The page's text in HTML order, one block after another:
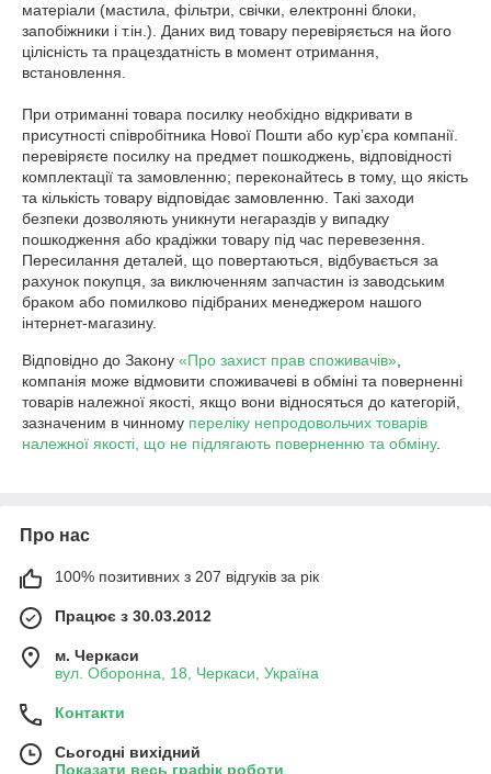
матеріали (мастила, фільтри, свічки, електронні блоки,
запобіжники і т.ін.). Даних вид товару перевіряється на його
цілісність та працездатність в момент отримання,
встановлення.
При отриманні товара посилку необхідно відкривати в
присутності співробітника Нової Пошти або курʼєра компанії.
перевіряєте посилку на предмет пошкоджень, відповідності
комплектації та замовленню; переконайтесь в тому, що якість
та кількість товару відповідає замовленню. Такі заходи
безпеки дозволяють уникнути негараздів у випадку
пошкодження або крадіжки товару під час перевезення.
Пересилання деталей, що повертаються, відбувається за
рахунок покупця, за виключенням запчастин із заводським
браком або помилково підібраних менеджером нашого
інтернет-магазину.
Відповідно до Закону «Про захист прав споживачів»
компанія може відмовити споживачеві в обміні та поверненні
товарів належної якості, якщо вони відносяться до категорій,
зазначеним в чинному переліку непродовольчих товарів
належної якості, що не підлягають поверненню та обміну.
Про нас
100% позитивних з 207 відгуків за рік
Працює з 30.03.2012
м. Черкаси
вул. Оборонна, 18, Черкаси, Україна
Контакти
Сьогодні вихідний
Показати весь графік роботи